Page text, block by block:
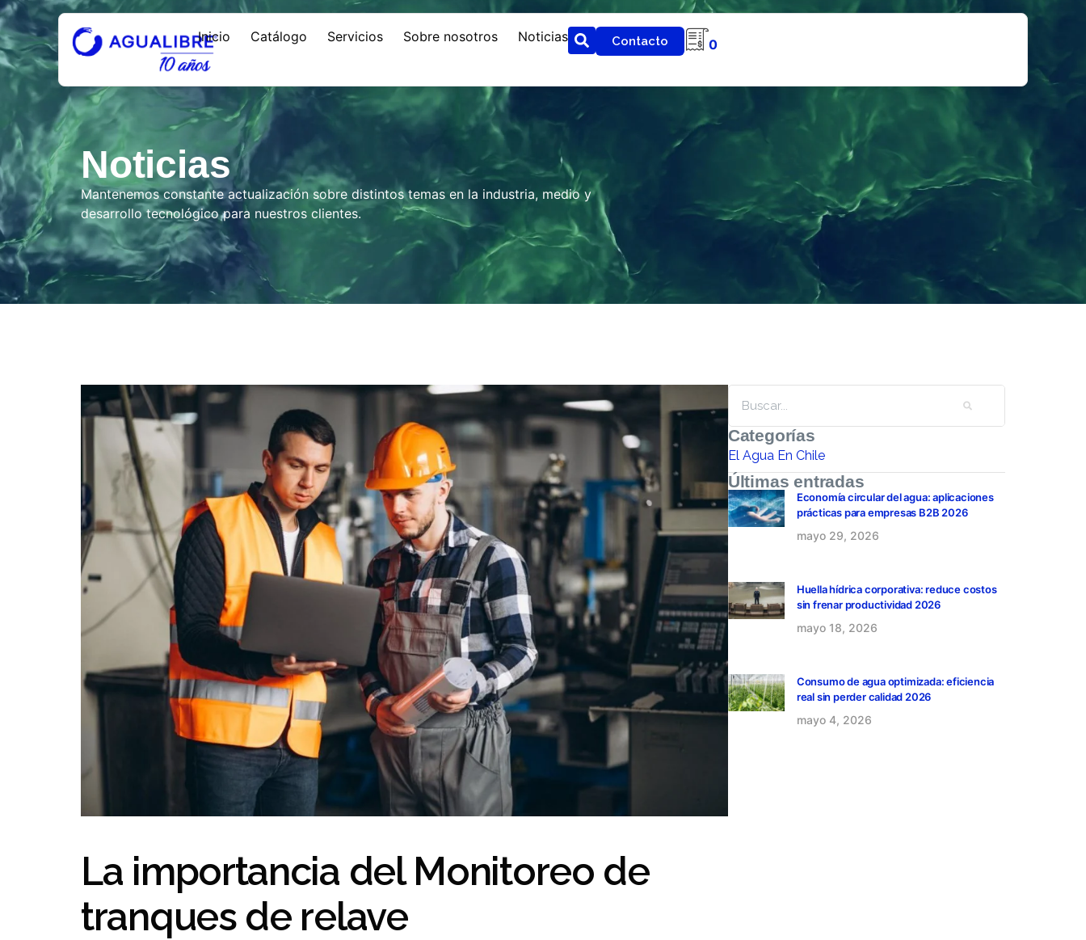
Inicio Catálogo Servicios Sobre nosotros Noticias Contacto 0
Noticias
Mantenemos constante actualización sobre distintos temas en la industria, medio y
desarrollo tecnológico para nuestros clientes.
La importancia del Monitoreo de
tranques de relave
Categorías
El Agua En Chile
Últimas entradas
Economía circular del agua: aplicaciones
prácticas para empresas B2B 2026
mayo 29, 2026
Huella hídrica corporativa: reduce costos
sin frenar productividad 2026
mayo 18, 2026
Consumo de agua optimizada: eficiencia
real sin perder calidad 2026
mayo 4, 2026